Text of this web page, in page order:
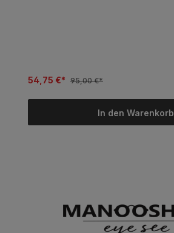
54,75 €* 95,00 €*
In den Warenkorb